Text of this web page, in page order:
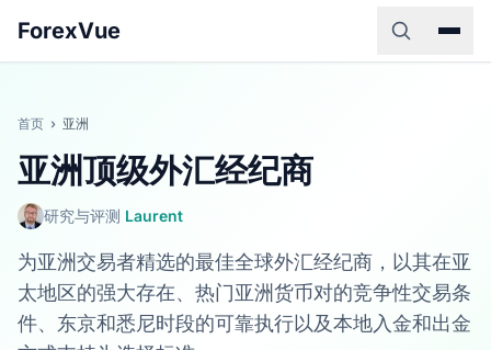
ForexVue
首页 › 亚洲
亚洲顶级外汇经纪商
研究与评测 Laurent
为亚洲交易者精选的最佳全球外汇经纪商，以其在亚
太地区的强大存在、热门亚洲货币对的竞争性交易条
件、东京和悉尼时段的可靠执行以及本地入金和出金